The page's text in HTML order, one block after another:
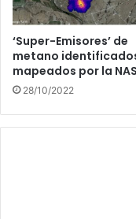
‘Super-Emisores’ de
metano
mapeados por la
28/10/2022